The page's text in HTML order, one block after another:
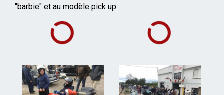
"barbie" et au modèle pick up: